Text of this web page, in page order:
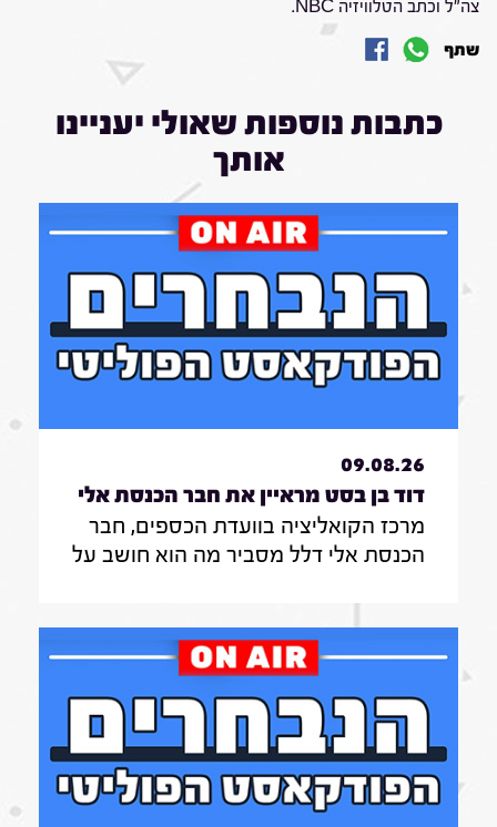
צה"ל וכתב הטלוויזיה NBC.
שתף
כתבות נוספות שאולי יעניינו
אותך
09.08.26
דוד בן בסט מראיין את חבר הכנסת אלי
דלל|7.8.26
מרכז הקואליציה בוועדת הכספים, חבר
הכנסת אלי דלל מסביר מה הוא חושב על
חרדים בוועדת הכספים